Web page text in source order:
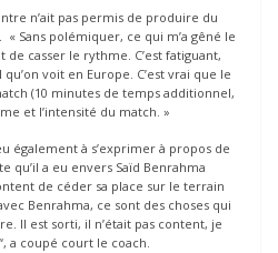
n’ait pas permis de produire du
Sans polémiquer, ce qui m’a gêné le
de casser le rythme. C’est fatiguant,
voit en Europe. C’est vrai que le
(10 minutes de temps additionnel,
et l’intensité du match. »
également à s’exprimer à propos de
qu’il a eu envers Saïd Benrahma
de céder sa place sur le terrain
Benrahma, ce sont des choses qui
Il est sorti, il n’était pas content, je
a coupé court le coach.